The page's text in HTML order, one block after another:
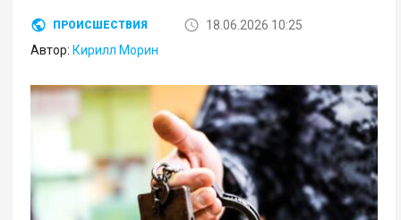
ПРОИСШЕСТВИЯ
18.06.2026 10:25
Автор: Кирилл Морин